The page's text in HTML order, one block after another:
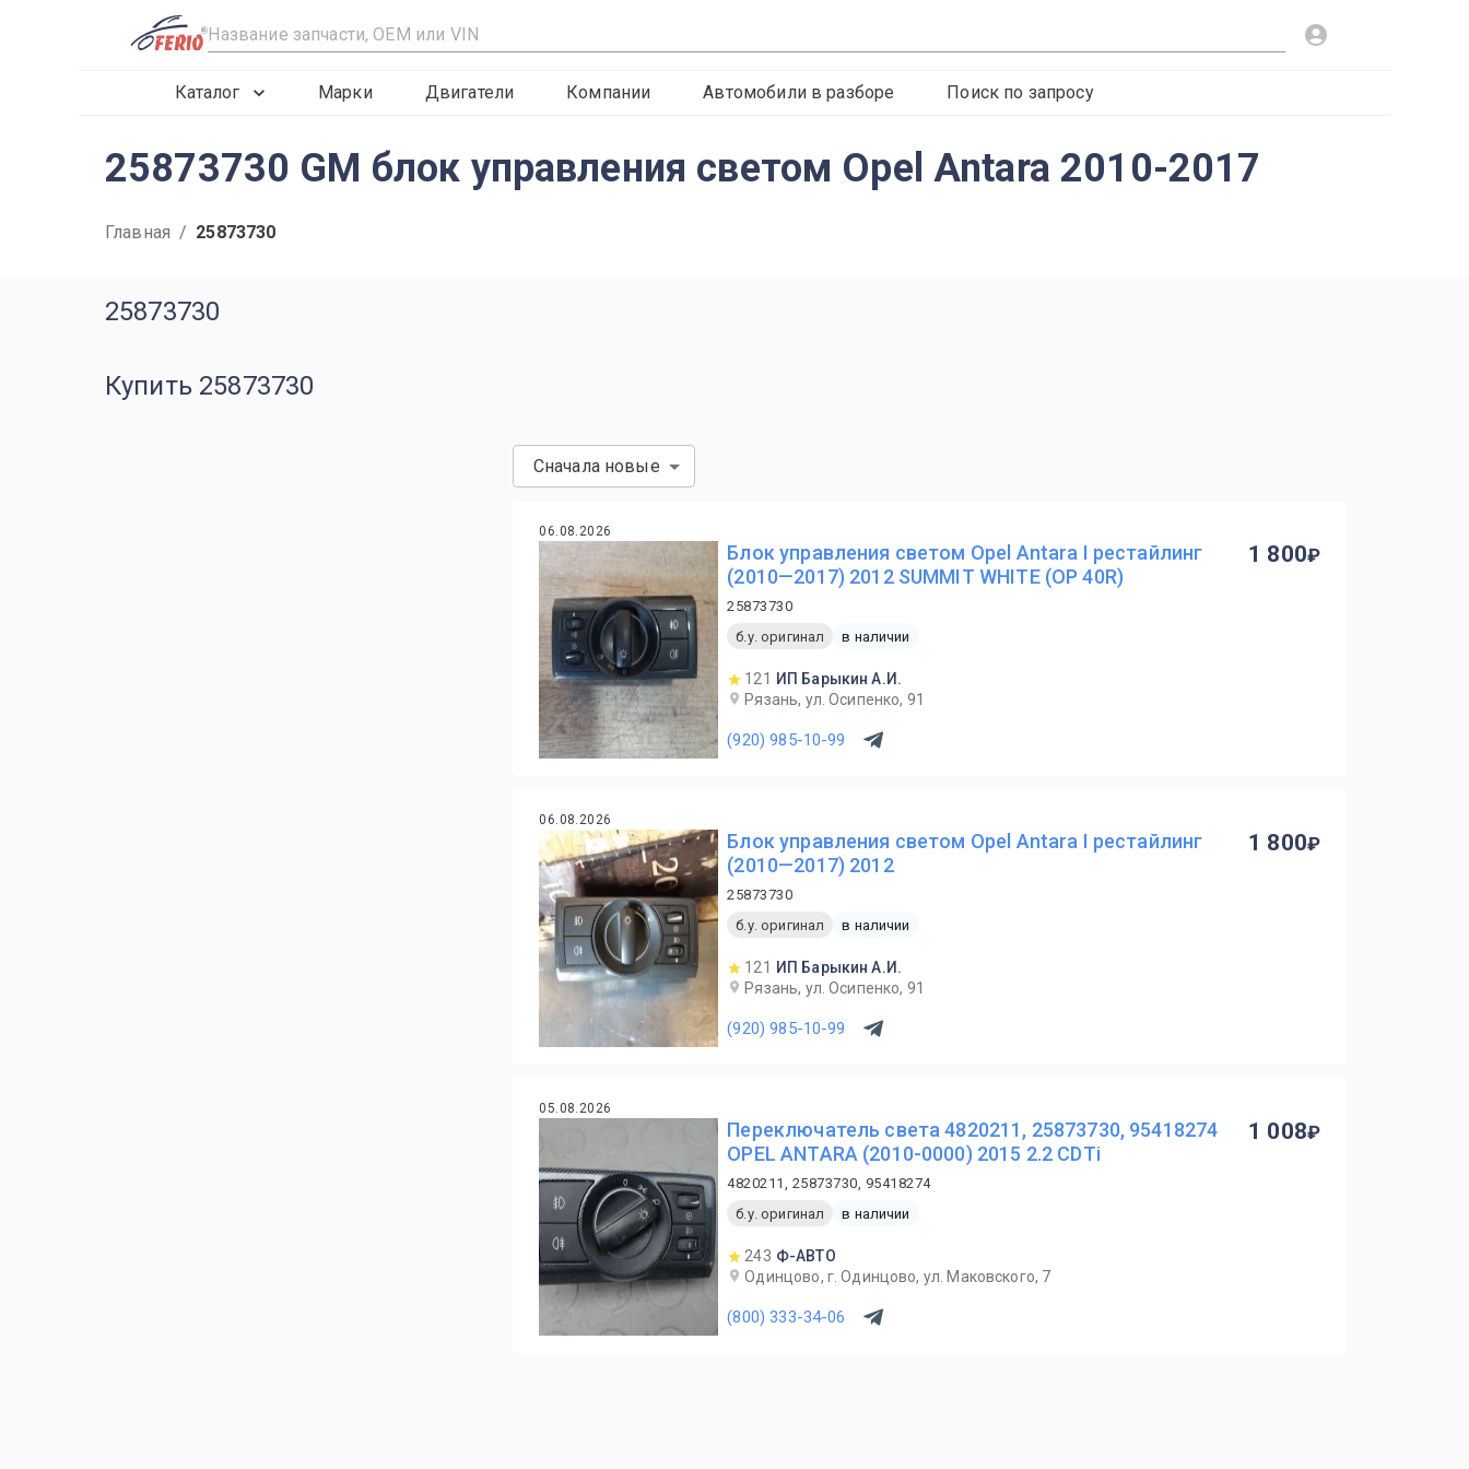
R
Каталог Марки Двигатели Компании Автомобили в разборе Поиск по запросу
25873730 GM блок управления светом Opel Antara 2010-2017
Главная / 25873730
25873730
Купить 25873730
Сначала новые
06.08.2026
Блок управления светом Opel Antara I рестайлинг
(2010—2017) 2012 SUMMIT WHITE (OP 40R)
25873730
б.у. оригинал
в наличии
121
ИП Барыкин А.И.
Рязань, ул. Осипенко, 91
(920) 985-10-99
1 800
06.08.2026
Блок управления светом Opel Antara I рестайлинг
(2010—2017) 2012
25873730
б.у. оригинал
в наличии
121
ИП Барыкин А.И.
Рязань, ул. Осипенко, 91
(920) 985-10-99
1 800
05.08.2026
Переключатель света 4820211, 25873730, 95418274
OPEL ANTARA (2010-0000) 2015 2.2 CDTi
4820211, 25873730, 95418274
б.у. оригинал
в наличии
243 Ф-АВТО
Одинцово, г. Одинцово, ул. Маковского, 7
(800) 333-34-06
1 008